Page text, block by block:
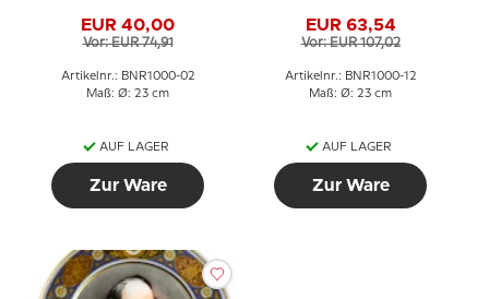
EUR 40,00
Vor: EUR 74,91
Artikelnr.: BNR1000-02
Maß: Ø: 23 cm
AUF LAGER
Zur Ware
EUR 63,54
Vor: EUR 107,02
Artikelnr.: BNR1000-12
Maß: Ø: 23 cm
AUF LAGER
Zur Ware